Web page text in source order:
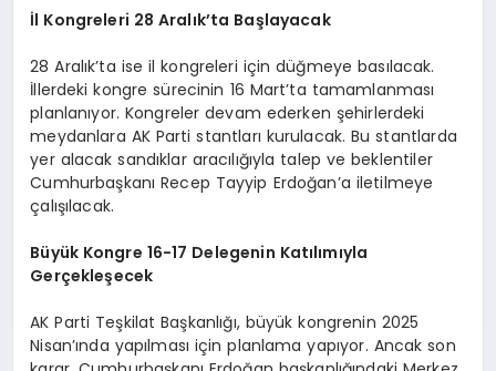
İl Kongreleri 28 Aralık’ta Başlayacak
28 Aralık’ta ise il kongreleri için düğmeye basılacak.
İllerdeki kongre sürecinin 16 Mart’ta tamamlanması
planlanıyor. Kongreler devam ederken şehirlerdeki
meydanlara AK Parti stantları kurulacak. Bu stantlarda
yer alacak sandıklar aracılığıyla talep ve beklentiler
Cumhurbaşkanı Recep Tayyip Erdoğan’a iletilmeye
çalışılacak.
Büyük Kongre 16-17 Delegenin Katılımıyla
Gerçekleşecek
AK Parti Teşkilat Başkanlığı, büyük kongrenin 2025
Nisan’ında yapılması için planlama yapıyor. Ancak son